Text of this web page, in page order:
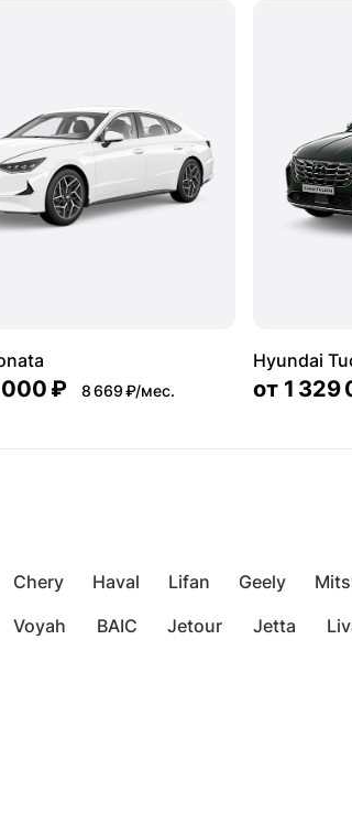
000 ₽ 8 669 ₽/мес.
Hyundai
от 1 329
Chery Haval Lifan Geely
Voyah BAIC Jetour Jetta